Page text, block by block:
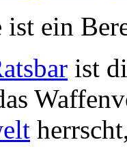
ist ein
ist